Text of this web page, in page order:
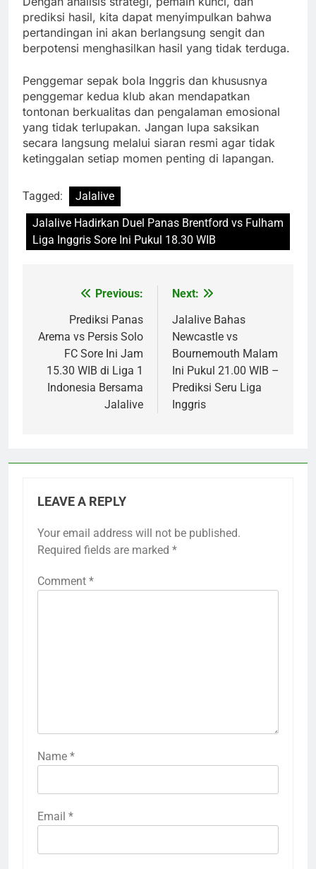
prediksi hasil, kita dapat menyimpulkan bahwa
pertandingan ini akan berlangsung sengit dan
berpotensi menghasilkan hasil yang tidak terduga.
Penggemar sepak bola Inggris dan khususnya
penggemar kedua klub akan mendapatkan
tontonan berkualitas dan pengalaman emosional
yang tidak terlupakan. Jangan lupa saksikan
secara langsung melalui siaran resmi agar tidak
ketinggalan setiap momen penting di lapangan.
Tagged:
Jalalive
Jalalive Hadirkan Duel Panas Brentford vs Fulham
Liga Inggris Sore Ini Pukul 18.30 WIB
navigation
Previous:
Prediksi Panas
Arema vs Persis Solo
FC Sore Ini Jam
15.30 WIB di Liga 1
Indonesia Bersama
Jalalive
Next:
Jalalive Bahas
Newcastle vs
Bournemouth Malam
Ini Pukul 21.00 WIB –
Prediksi Seru Liga
Inggris
LEAVE A REPLY
Your email address will not be published.
Required fields are marked *
Comment *
Name *
Email *